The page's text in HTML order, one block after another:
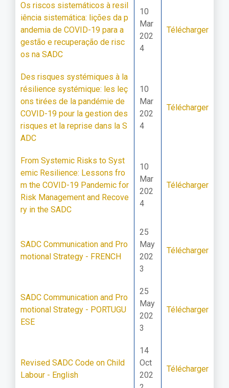
Os riscos sistemáticos à resil
iência sistemática: lições da p
andemia de COVID-19 para a
gestão e recuperação de risc
os na SADC
10
Mar
202
4
Télécharger
Des risques systémiques à la
résilience systémique: les leç
ons tirées de la pandémie de
COVID-19 pour la gestion des
risques et la reprise dans la S
ADC
10
Mar
202
4
Télécharger
From Systemic Risks to Syst
emic Resilience: Lessons fro
m the COVID-19 Pandemic for
Risk Management and Recove
ry in the SADC
10
Mar
202
4
Télécharger
SADC Communication and Pro
motional Strategy - FRENCH
25
May
202
3
Télécharger
SADC Communication and Pro
motional Strategy - PORTUGU
ESE
25
May
202
3
Télécharger
Revised SADC Code on Child
Labour - English
14
Oct
202
Télécharger